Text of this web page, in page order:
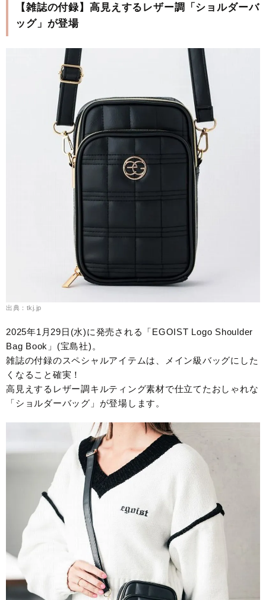
【雑誌の付録】高見えするレザー調「ショルダーバ
ッグ」が登場
出典：tkj.jp
2025年1月29日(水)に発売される「EGOIST Logo Shoulder
Bag Book」(宝島社)。
雑誌の付録のスペシャルアイテムは、メイン級バッグにした
くなること確実！
高見えするレザー調キルティング素材で仕立てたおしゃれな
「ショルダーバッグ」が登場します。